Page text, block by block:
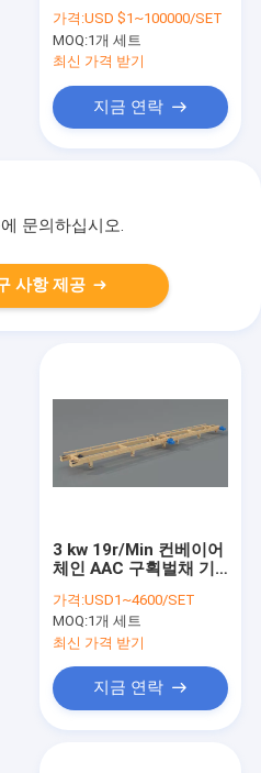
가격:USD $1~100000/SET
MOQ:1개 세트
최신 가격 받기
지금 연락
문의하십시오.
사항 제공
3 kw 19r/Min 컨베이어
체인 AAC 구획벌채 기
가격:USD1~4600/SET
MOQ:1개 세트
최신 가격 받기
지금 연락